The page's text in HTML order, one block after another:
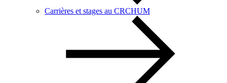
Carrières et stages au CRCHUM